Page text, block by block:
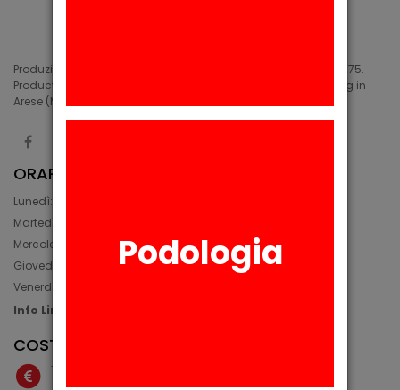
Produzione di siliconi medicali e industriali in Arese (MI) dal 1975.
Production of medical and industrial silicones. Manufacturing in
Arese (MI) since 1975.
ORARIO
Lunedì: 08:30 - 12:30, 14:00 - 17:45
Martedì: 08:30 - 12:30, 14:00 - 17:00
Mercoledì: 08:30 - 12:30, 14:00 - 17:00
Giovedì: 09:30 - 12:30, 14:00 - 17:00
Venerdì: 08:30 - 12:30, 14:00 - 17:00
Info Line: +39 02 93581452
COSTI IVA E SPEDIZIONE
Tutti i costi del sito sono IVA esclusa
Podologia